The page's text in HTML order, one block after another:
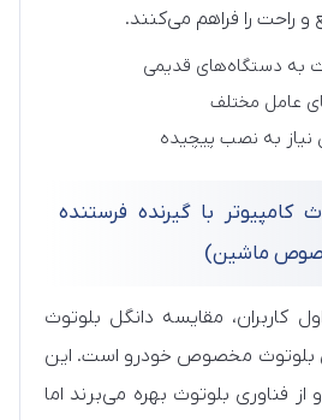
راحت را فراهم می‌کنند.
به دستگاه‌های قدیمی
عامل مختلف
نیاز به نصب پیچیده
کامپیوتر با گیرنده فرستنده
ماشین)
کاربران، مقایسه دانگل بلوتوث
بلوتوث مخصوص خودرو است. این
فناوری بلوتوث بهره می‌برند اما